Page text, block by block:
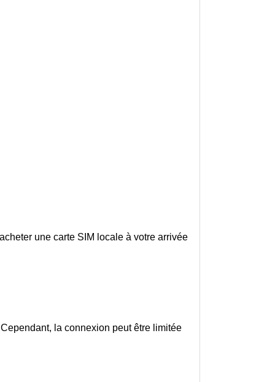
une carte SIM locale à votre arrivée
la connexion peut être limitée